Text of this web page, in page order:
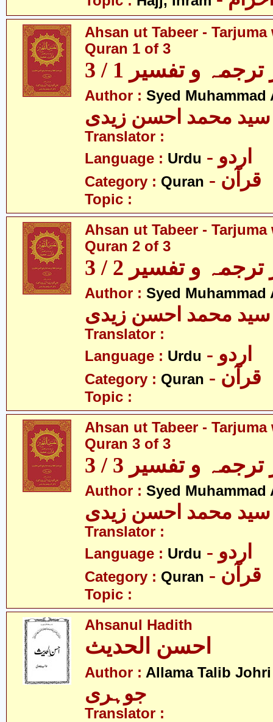
Ahsan ut Tabeer - Tarjuma
Quran 1 of 3
و تفسیر 1 / 3
Author : Syed Muhammad
سید محمد احسن زیدی
Translator :
Language : Urdu - اردو
Category : Quran - قرآن
Topic :
Ahsan ut Tabeer - Tarjuma
Quran 2 of 3
و تفسیر 2 / 3
Author : Syed Muhammad
سید محمد احسن زیدی
Translator :
Language : Urdu - اردو
Category : Quran - قرآن
Topic :
Ahsan ut Tabeer - Tarjuma
Quran 3 of 3
و تفسیر 3 / 3
Author : Syed Muhammad
سید محمد احسن زیدی
Translator :
Language : Urdu - اردو
Category : Quran - قرآن
Topic :
Ahsanul Hadith
احسن الحدیث
Author : Allama Talib Johri
جوہری
Translator :